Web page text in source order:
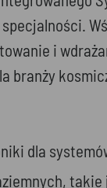
i
branży
dla